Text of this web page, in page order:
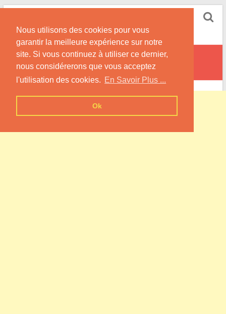
Nous utilisons des cookies pour vous
garantir la meilleure expérience sur notre
site. Si vous continuez à utiliser ce dernier,
nous considérerons que vous acceptez
l'utilisation des cookies. En Savoir Plus ...
Ok
Skip
content
Informations sur les Pompes à Chaleur
Bergueneuse